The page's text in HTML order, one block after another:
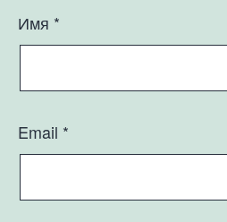
Имя *
Email *